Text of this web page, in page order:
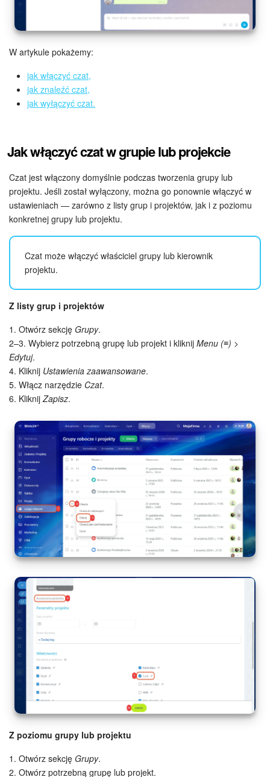
Zarządzanie asortymentem produktów
Ustawienia
Subskrypcja
Widżet pracownika
Centrum Kontaktowe
Analityka CRM
Baza Wiedzy
CRM + Sklep internetowy
Wsparcie Bitrix24
AI CoPilot
Bitrix24 On-premise
e-Podpis
Telefonia
Kreator BI
Sklep online
Workflow
Centrum Sprzedaży
Kwestie ogólne
Collaby
Rezerwacja online
ZAŁÓŻ KONTO
LOGOWANIE
W artykule pokażemy:
jak włączyć czat,
jak znaleźć czat,
jak wyłączyć czat.
Jak włączyć czat w grupie lub projekcie
Czat jest włączony domyślnie podczas tworzenia grupy lub
projektu. Jeśli został wyłączony, można go ponownie włączyć w
ustawieniach — zarówno z listy grup i projektów, jak i z poziomu
konkretnej grupy lub projektu.
Czat może włączyć właściciel grupy lub kierownik
projektu.
Z listy grup i projektów
1. Otwórz sekcję Grupy.
2–3. Wybierz potrzebną grupę lub projekt i kliknij Menu (≡) >
Edytuj.
4. Kliknij Ustawienia zaawansowane.
5. Włącz narzędzie Czat.
6. Kliknij Zapisz.
Z poziomu grupy lub projektu
1. Otwórz sekcję Grupy.
2. Otwórz potrzebną grupę lub projekt.